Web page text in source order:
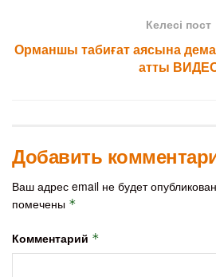
Келесі пост
Орманшы табиғат аясына
атты
Добавить
Ваш адрес email не будет
помечены *
Комментарий *